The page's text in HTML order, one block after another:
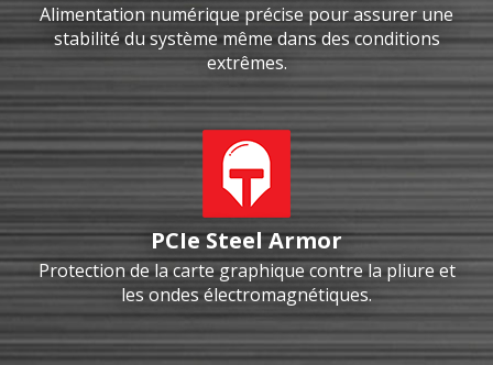
Alimentation numérique précise pour assurer une
stabilité du système même dans des conditions
extrêmes.
PCIe Steel Armor
Protection de la carte graphique contre la pliure et
les ondes électromagnétiques.